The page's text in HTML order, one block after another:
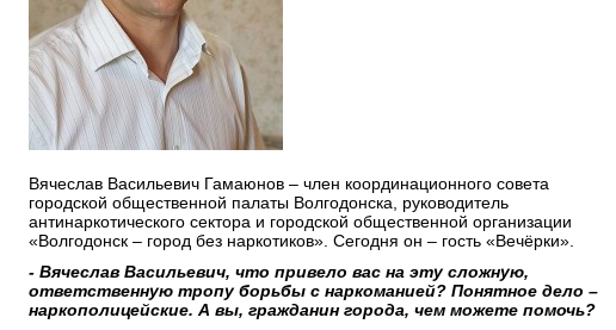
Вячеслав Васильевич Гамаюнов – член координационного совета
городской общественной палаты Волгодонска, руководитель
антинаркотического сектора и городской общественной организации
«Волгодонск – город без наркотиков». Сегодня он – гость «Вечёрки».
- Вячеслав Васильевич, что привело вас на эту сложную,
ответственную тропу борьбы с наркоманией? Понятное дело –
наркополицейские. А вы, гражданин города, чем можете помочь?